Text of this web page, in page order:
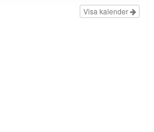
Visa kalender